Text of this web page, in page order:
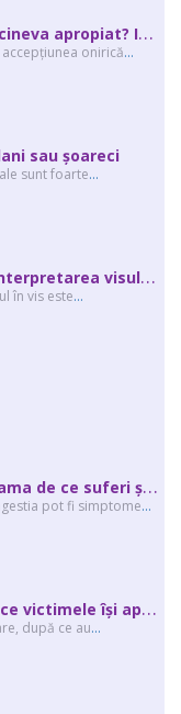
C
e înseamnă când visezi că moare cineva apropiat? Interpretarea visului în ...
onirică...
sau şoareci
sunt foarte...
C
e înseamnă când visezi un drac? Interpretarea visului în care apar unul sau...
în vis este...
A
lergie sau răceală – cum îţi dai seama de ce suferi și de ce conteaz...
pot fi simptome...
C
e este sindromul Stockholm și de ce victimele își apără agresorii.
după ce au...